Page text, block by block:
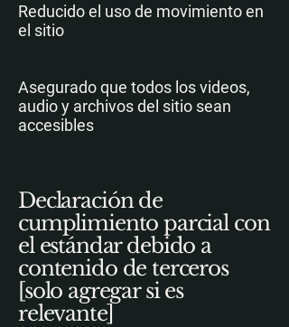
Reducido el uso de movimiento en
el sitio
Asegurado que todos los videos,
audio y archivos del sitio sean
accesibles
Declaración de
cumplimiento parcial con
el estándar debido a
contenido de terceros
[solo agregar si es
relevante]